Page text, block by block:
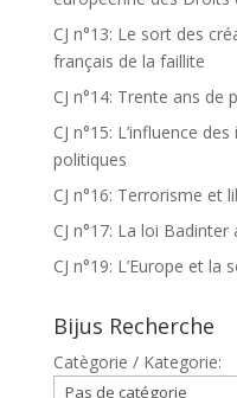
CJ n°13: Le sort des
français de la faillite
CJ n°14: Trente ans
CJ n°15: L’influence
politiques
CJ n°16: Terrorisme et
CJ n°17: La loi
CJ n°19: L’Europe et
Bijus Recherche
Catègorie / Kategorie: